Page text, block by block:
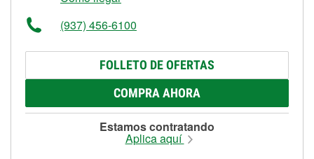
(937) 456-6100
FOLLETO DE OFERTAS
COMPRA AHORA
Estamos contratando
Aplica aquí